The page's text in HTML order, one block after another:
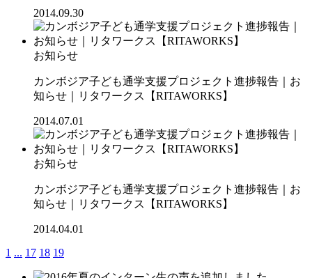
2014.09.30
お知らせ
カンボジア子ども通学支援プロジェクト進捗報告｜お
知らせ｜リタワークス【RITAWORKS】
2014.07.01
お知らせ
カンボジア子ども通学支援プロジェクト進捗報告｜お
知らせ｜リタワークス【RITAWORKS】
2014.04.01
1 ... 17 18 19